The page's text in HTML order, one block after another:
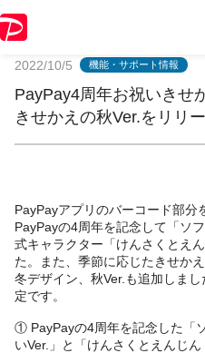
2022/10/5 機能・サポート情報
PayPay4周年お祝いきせ
きせかえの秋Ver.をリリ
PayPayアプリのバーコード部分
PayPayの4周年を記念して「ソ
式キャラクター「けんさくとえ
た。また、季節に応じたきせか
冬デザイン、秋Ver.も追加しま
定です。
① PayPayの4周年を記念した「
いVer.」と「けんさくとえんじん